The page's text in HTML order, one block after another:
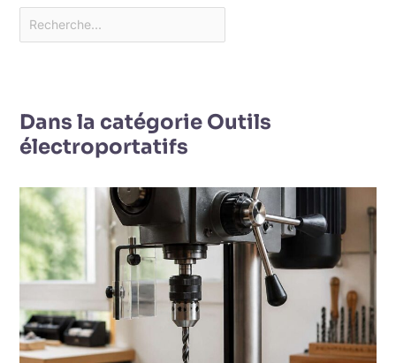
Dans la catégorie Outils
électroportatifs